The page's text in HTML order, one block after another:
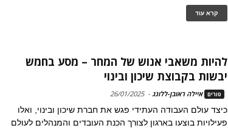
קרא עוד
להיות משאבי אנוש של המחר – מסע בחמש
יבשות בקבוצת שיכון ובינוי
טורים איילה ראובן-ללונג -
26/01/2025
כיצד עולם העבודה העתידי פגש את חברת שיכון ובינוי, ואלו
פעילויות בוצעו בארגון לצורך הכנת העובדים והמנהלים לעולם